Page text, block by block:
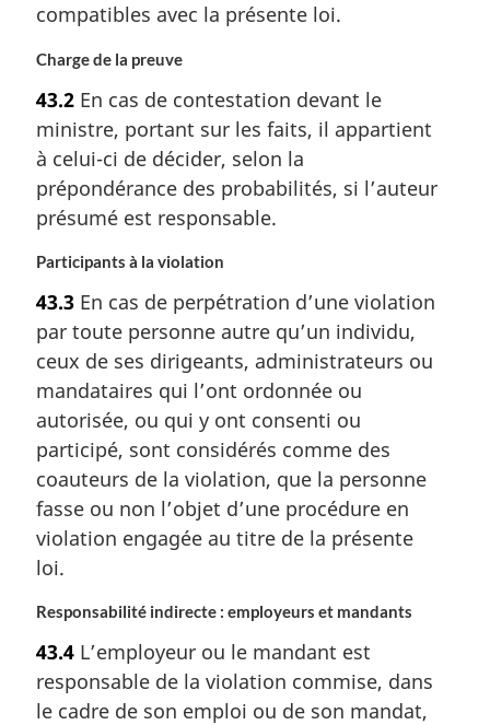
compatibles avec la présente loi.
Charge de la preuve
43.2 En cas de contestation devant le
ministre, portant sur les faits, il appartient
à celui-ci de décider, selon la
prépondérance des probabilités, si l’auteur
présumé est responsable.
Participants à la violation
43.3 En cas de perpétration d’une violation
par toute personne autre qu’un individu,
ceux de ses dirigeants, administrateurs ou
mandataires qui l’ont ordonnée ou
autorisée, ou qui y ont consenti ou
participé, sont considérés comme des
coauteurs de la violation, que la personne
fasse ou non l’objet d’une procédure en
violation engagée au titre de la présente
loi.
Responsabilité indirecte : employeurs et mandants
43.4 L’employeur ou le mandant est
responsable de la violation commise, dans
le cadre de son emploi ou de son mandat,